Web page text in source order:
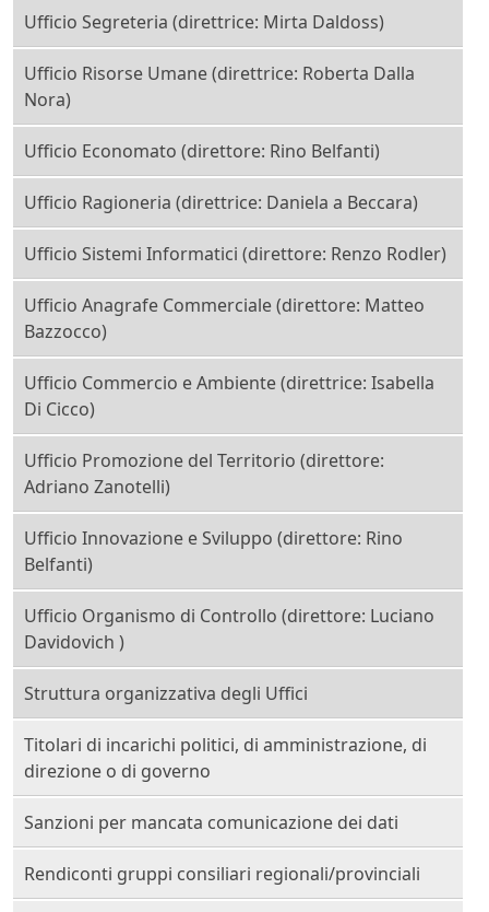
Ufficio Segreteria (direttrice: Mirta Daldoss)
Ufficio Risorse Umane (direttrice: Roberta Dalla
Nora)
Ufficio Economato (direttore: Rino Belfanti)
Ufficio Ragioneria (direttrice: Daniela a Beccara)
Ufficio Sistemi Informatici (direttore: Renzo Rodler)
Ufficio Anagrafe Commerciale (direttore: Matteo
Bazzocco)
Ufficio Commercio e Ambiente (direttrice: Isabella
Di Cicco)
Ufficio Promozione del Territorio (direttore:
Adriano Zanotelli)
Ufficio Innovazione e Sviluppo (direttore: Rino
Belfanti)
Ufficio Organismo di Controllo (direttore: Luciano
Davidovich )
Struttura organizzativa degli Uffici
Titolari di incarichi politici, di amministrazione, di
direzione o di governo
Sanzioni per mancata comunicazione dei dati
Rendiconti gruppi consiliari regionali/provinciali